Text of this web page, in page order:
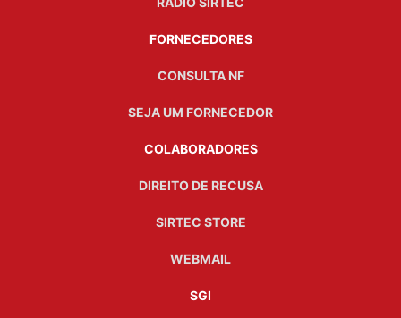
FORNECEDORES
CONSULTA NF
SEJA UM FORNECEDOR
COLABORADORES
DIREITO DE RECUSA
SIRTEC STORE
WEBMAIL
SGI